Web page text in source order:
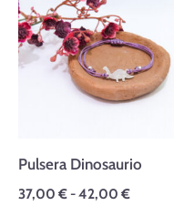
Pulsera Dinosaurio
37,00 €-42,00 €
37,00 €
hasta
42,00 €